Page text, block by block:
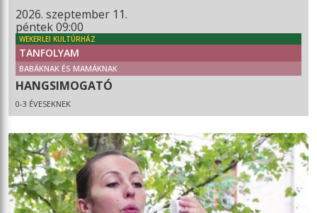
2026. szeptember 11.
péntek 09:00
WEKERLEI KULTÚRHÁZ
TANFOLYAM
BABÁKNAK ÉS MAMÁKNAK
HANGSIMOGATÓ
0-3 ÉVESEKNEK